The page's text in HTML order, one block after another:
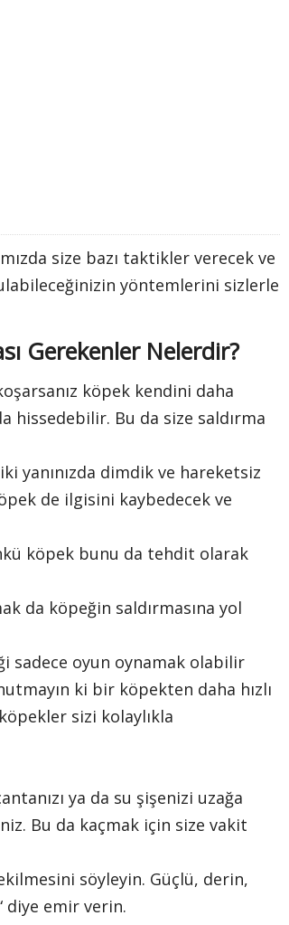
size bazı taktikler verecek ve
yöntemlerini sizlerle
Gerekenler Nelerdir?
köpek kendini daha
hissedebilir. Bu da size saldırma
yanınızda dimdik ve hareketsiz
de ilgisini kaybedecek ve
köpek bunu da tehdit olarak
da köpeğin saldırmasına yol
sadece oyun oynamak olabilir
ki bir köpekten daha hızlı
sizi kolaylıkla
ya da su şişenizi uzağa
Bu da kaçmak için size vakit
söyleyin. Güçlü, derin,
diye emir verin.